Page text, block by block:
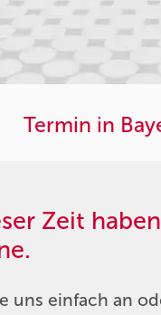
Termin in
Zeit
uns einfach an